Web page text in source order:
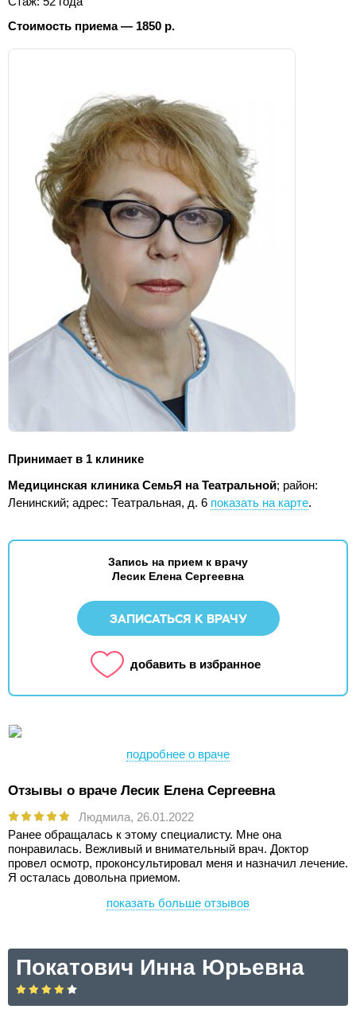
Стоимость приема — 1850 р.
Принимает в 1 клинике
Медицинская клиника СемьЯ на Театральной; район:
Ленинский; адрес: Театральная, д. 6 показать на карте.
Запись на прием к врачу
Лесик Елена Сергеевна
ЗАПИСАТЬСЯ К ВРАЧУ
добавить в избранное
подробнее о враче
Отзывы о враче Лесик Елена Сергеевна
Людмила, 26.01.2022
Ранее обращалась к этому специалисту. Мне она
понравилась. Вежливый и внимательный врач. Доктор
провел осмотр, проконсультировал меня и назначил лечение.
Я осталась довольна приемом.
показать больше отзывов
Покатович Инна Юрьевна